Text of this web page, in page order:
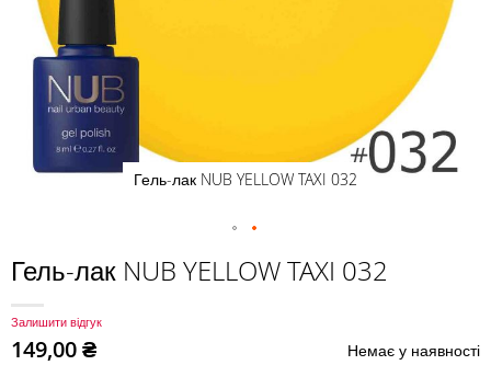
Гель-лак NUB YELLOW TAXI 032
до
галереї
зображень
Гель-лак NUB YELLOW TAXI 032
Залишити відгук
149,00 ₴
Немає у наявності